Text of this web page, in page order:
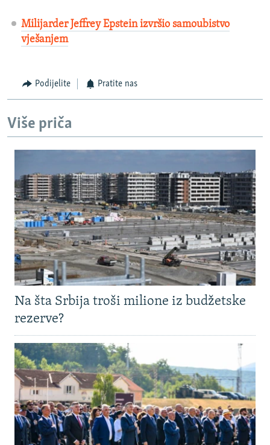
Milijarder Jeffrey Epstein izvršio samoubistvo
vješanjem
Podijelite Pratite nas
Više priča
Na šta Srbija troši milione iz budžetske
rezerve?